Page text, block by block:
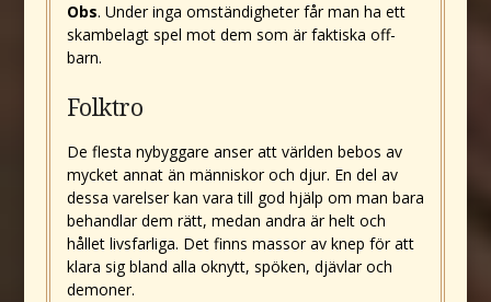
Obs. Under inga omständigheter får man ha ett
skambelagt spel mot dem som är faktiska off-
barn.
Folktro
De flesta nybyggare anser att världen bebos av
mycket annat än människor och djur. En del av
dessa varelser kan vara till god hjälp om man bara
behandlar dem rätt, medan andra är helt och
hållet livsfarliga. Det finns massor av knep för att
klara sig bland alla oknytt, spöken, djävlar och
demoner.